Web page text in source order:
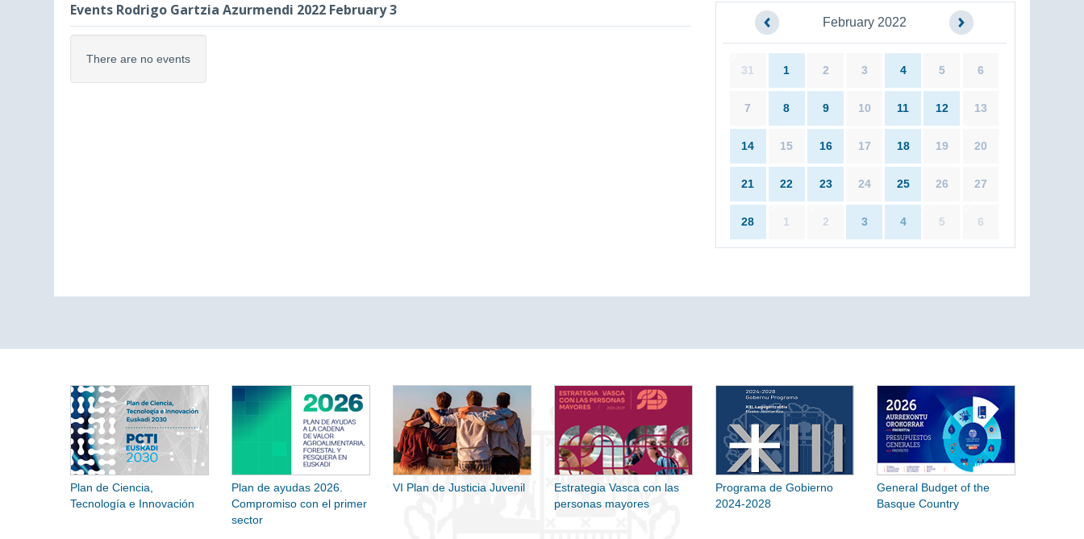
Events Rodrigo Gartzia Azurmendi 2022 February 3
There are no events
February 2022
31 1 2 3 4 5 6
7 8 9 10 11 12 13
14 15 16 17 18 19 20
21 22 23 24 25 26 27
28 1 2 3 4 5 6
Plan de Ciencia,
Tecnología e Innovación
Plan de ayudas 2026.
Compromiso con el primer
sector
VI Plan de Justicia Juvenil
Estrategia Vasca con las
personas mayores
Programa de Gobierno
2024-2028
General Budget of the
Basque Country